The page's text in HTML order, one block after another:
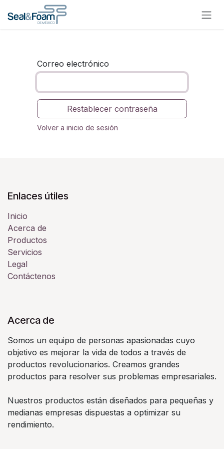
Ir al contenido
Correo electrónico
Restablecer contraseña
Volver a inicio de sesión
Enlaces útiles
Inicio
Acerca de
Productos
Servicios
Legal
Contáctenos
Acerca de
Somos un equipo de personas apasionadas cuyo
objetivo es mejorar la vida de todos a través de
productos revolucionarios. Creamos grandes
productos para resolver sus problemas empresariales.
Nuestros productos están diseñados para pequeñas y
medianas empresas dispuestas a optimizar su
rendimiento.